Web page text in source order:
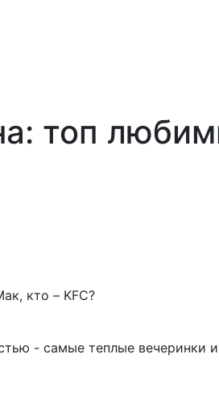
топ
кто – KFC?
- самые теплые вечеринки